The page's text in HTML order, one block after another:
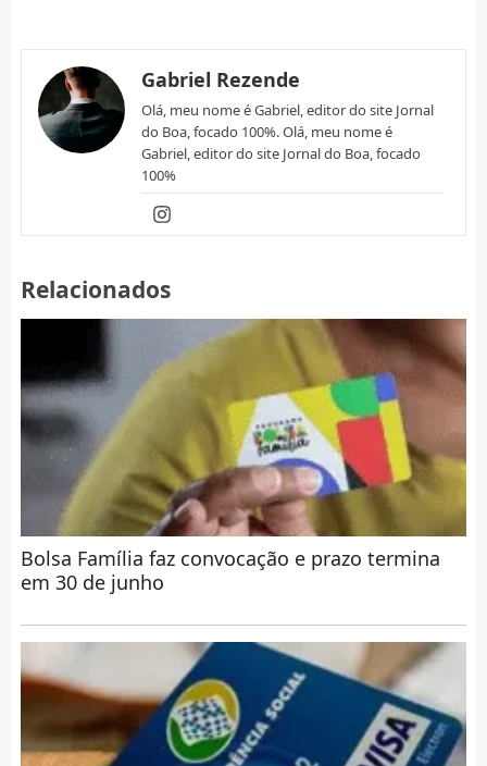
Gabriel Rezende
Olá, meu nome é Gabriel, editor do site Jornal
do Boa, focado 100%. Olá, meu nome é
Gabriel, editor do site Jornal do Boa, focado
100%
Relacionados
Bolsa Família faz convocação e prazo termina
em 30 de junho